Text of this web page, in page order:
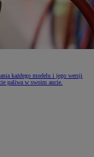
każdego modelu i jego wersji
paliwa w swoim aucie.